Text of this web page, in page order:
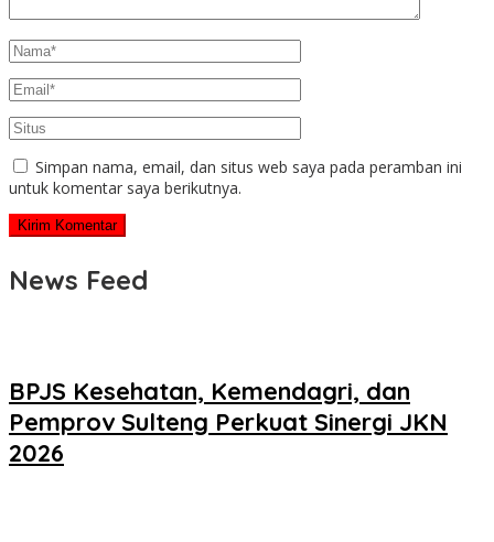
Simpan nama, email, dan situs web saya pada peramban ini
untuk komentar saya berikutnya.
News Feed
BPJS Kesehatan, Kemendagri, dan
Pemprov Sulteng Perkuat Sinergi JKN
2026